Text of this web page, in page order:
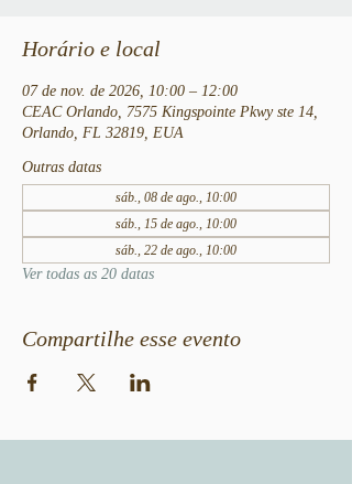
Horário e local
07 de nov. de 2026, 10:00 – 12:00
CEAC Orlando, 7575 Kingspointe Pkwy ste 14,
Orlando, FL 32819, EUA
Outras datas
sáb., 08 de ago., 10:00
sáb., 15 de ago., 10:00
sáb., 22 de ago., 10:00
Ver todas as 20 datas
Compartilhe esse evento